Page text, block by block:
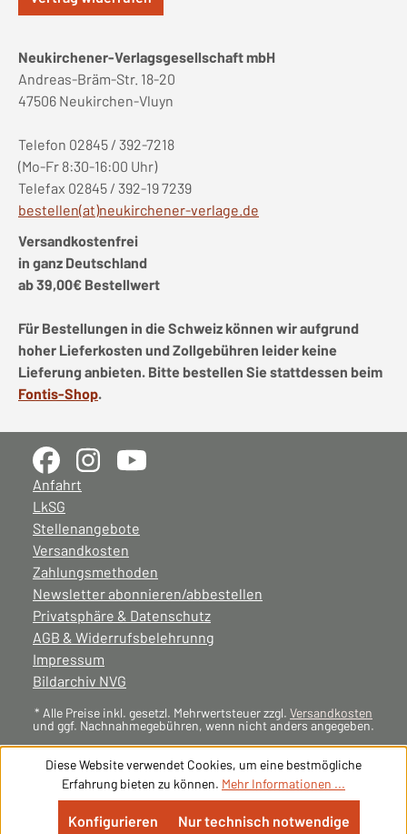
Neukirchener-Verlagsgesellschaft mbH
Andreas-Bräm-Str. 18-20
47506 Neukirchen-Vluyn
Telefon 02845 / 392-7218
(Mo-Fr 8:30-16:00 Uhr)
Telefax 02845 / 392-19 7239
bestellen(at)neukirchener-verlage.de
Versandkostenfrei
in ganz Deutschland
ab 39,00€ Bestellwert
Für Bestellungen in die Schweiz können wir aufgrund
hoher Lieferkosten und Zollgebühren leider keine
Lieferung anbieten. Bitte bestellen Sie stattdessen beim
Fontis-Shop.
Anfahrt
LkSG
Stellenangebote
Versandkosten
Zahlungsmethoden
Newsletter abonnieren/abbestellen
Privatsphäre & Datenschutz
AGB & Widerrufsbelehrunng
Impressum
Bildarchiv NVG
* Alle Preise inkl. gesetzl. Mehrwertsteuer zzgl. Versandkosten
und ggf. Nachnahmegebühren, wenn nicht anders angegeben.
Diese Website verwendet Cookies, um eine bestmögliche
Erfahrung bieten zu können. Mehr Informationen ...
Nur technisch notwendige
Konfigurieren